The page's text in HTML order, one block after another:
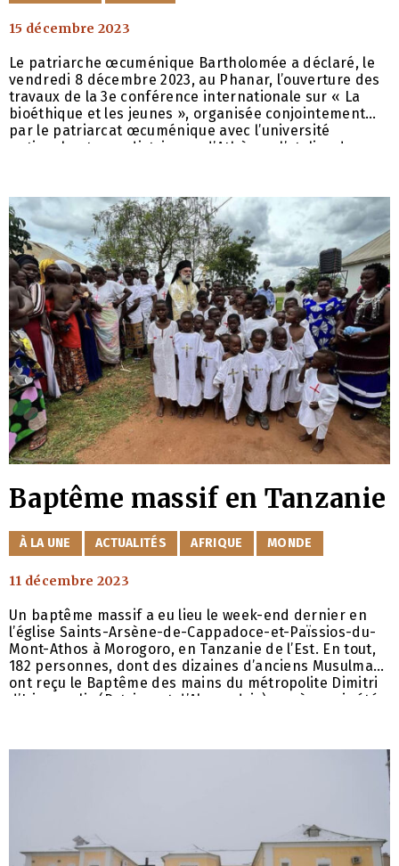
15 décembre 2023
Le patriarche œcuménique Bartholomée a déclaré, le
vendredi 8 décembre 2023, au Phanar, l’ouverture des
travaux de la 3e conférence internationale sur « La
bioéthique et les jeunes », organisée conjointement
par le patriarcat œcuménique avec l’université
nationale et capodistrienne d’Athènes, l’atelier de
programme d’études post-universitaires Animaux –
éthique, droit, bien-être. Dans son discours, le
patriarche œcuménique a mentionné
Baptême massif en Tanzanie
CATÉGORIES
À LA UNE ACTUALITÉS AFRIQUE MONDE
11 décembre 2023
Un baptême massif a eu lieu le week-end dernier en
l’église Saints-Arsène-de-Cappadoce-et-Païssios-du-
Mont-Athos à Morogoro, en Tanzanie de l’Est. En tout,
182 personnes, dont des dizaines d’anciens Musulmans
ont reçu le Baptême des mains du métropolite Dimitri
d’Irinoupolis (Patriarcat d’Alexandrie), après avoir été
avant Noël, depuis maintenant 19 ans. Le métropolite